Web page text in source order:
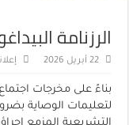
الرزنامة
22 أبريل 2026
بناءً على مخرجات
لتعليمات الوصاية